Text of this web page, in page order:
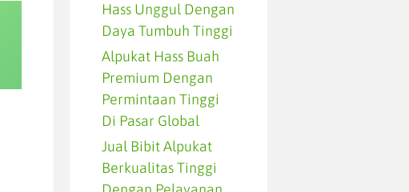
Hass Unggul Dengan
Daya Tumbuh Tinggi
Alpukat Hass Buah
Premium Dengan
Permintaan Tinggi
Di Pasar Global
Jual Bibit Alpukat
Berkualitas Tinggi